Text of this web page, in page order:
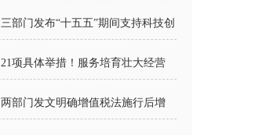
三部门发布“十五五”期间支持科技创
21项具体举措！服务培育壮大经营
两部门发文明确增值税法施行后增